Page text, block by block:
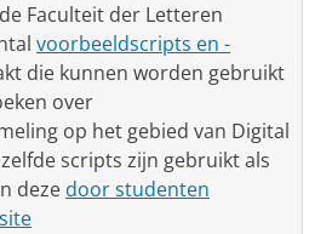
Faculteit der Letteren
voorbeeldscripts en -
die kunnen worden gebruikt
over
op het gebied van Digital
scripts zijn gebruikt als
dezedoor studenten